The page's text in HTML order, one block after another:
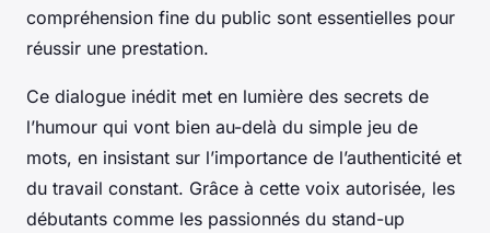
compréhension fine du public sont essentielles pour
réussir une prestation.
Ce dialogue inédit met en lumière des secrets de
l’humour qui vont bien au-delà du simple jeu de
mots, en insistant sur l’importance de l’authenticité et
du travail constant. Grâce à cette voix autorisée, les
débutants comme les passionnés du stand-up